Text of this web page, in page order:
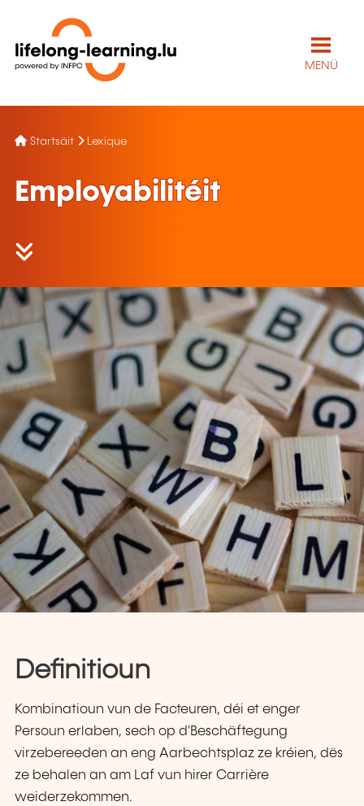
MENÜ
Startsäit Lexique
Employabilitéit
Definitioun
Kombinatioun vun de Facteuren, déi et enger
Persoun erlaben, sech op d'Beschäftegung
virzebereeden an eng Aarbechtsplaz ze kréien, dës
ze behalen an am Laf vun hirer Carrière
weiderzekommen.